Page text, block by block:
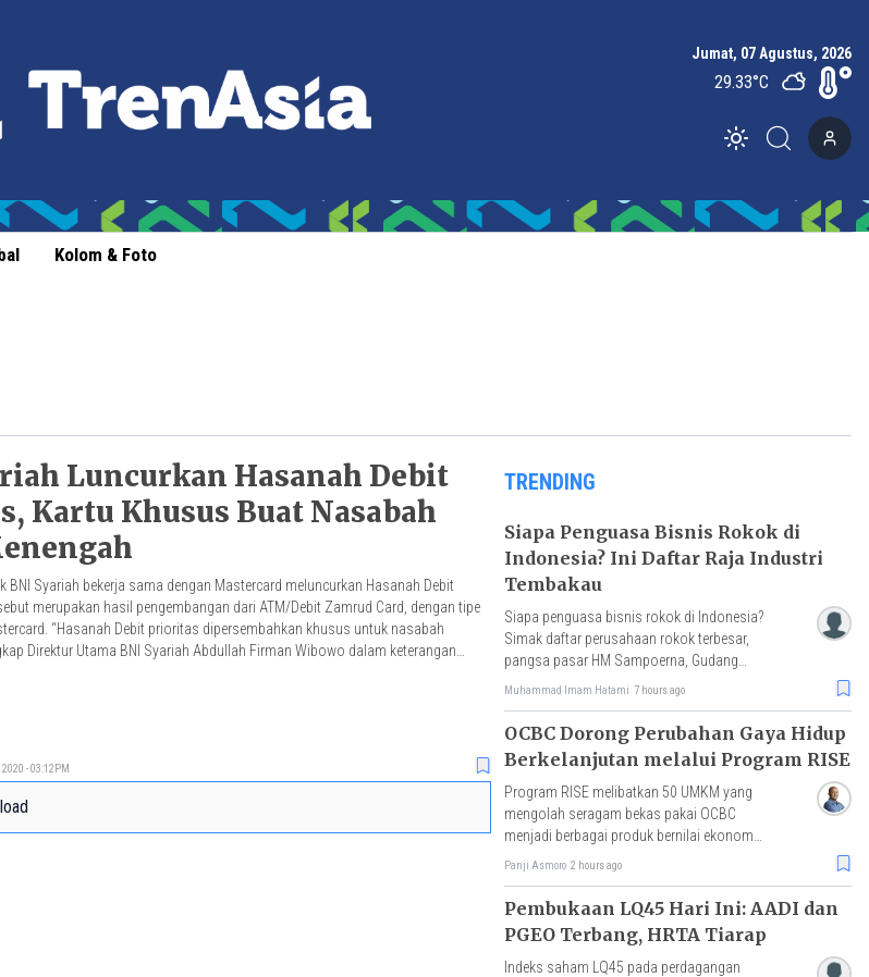
Jumat, 07 Agustus, 2026
29.33°C
Toggle theme
Kolom & Foto
Luncurkan Hasanah Debit
Kartu Khusus Buat Nasabah
BNI Syariah bekerja sama dengan Mastercard meluncurkan Hasanah Debit
merupakan hasil pengembangan dari ATM/Debit Zamrud Card, dengan tipe
“Hasanah Debit prioritas dipersembahkan khusus untuk nasabah
Direktur Utama BNI Syariah Abdullah Firman Wibowo dalam keterangan
- 03:12PM
TRENDING
Siapa Penguasa Bisnis Rokok di
Indonesia? Ini Daftar Raja Industri
Tembakau
Siapa penguasa bisnis rokok di Indonesia?
Simak daftar perusahaan rokok terbesar,
pangsa pasar HM Sampoerna, Gudang
Garam, Djarum, hingga tantangan rokok
Muhammad Imam Hatami 7 hours ago
OCBC Dorong Perubahan Gaya Hidup
Berkelanjutan melalui Program RISE
Program RISE melibatkan 50 UMKM yang
mengolah seragam bekas pakai OCBC
menjadi berbagai produk bernilai ekonomi,
dengan hasil penjualan akan disalurkan
Panji Asmoro 2 hours ago
Pembukaan LQ45 Hari Ini: AADI dan
PGEO Terbang, HRTA Tiarap
Indeks saham LQ45 pada perdagangan